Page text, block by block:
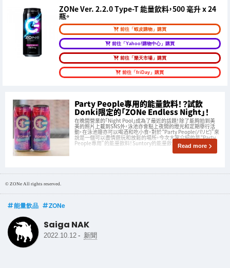
ZONe Ver. 2.2.0 Type-T 能量飲料，500 毫升 x 24
瓶。
前往「蝦皮購物」購買
前往「Yahoo!購物中心」購買
前往「樂天市場」購買
前往「friDay」購買
Party People專用的能量飲料！？試飲
Donki限定的「ZONe Endless Night」！
在晚間營業的「Night Pool」成為了最近的話題！除了能夠拍到美
美的照片上載到SNS外，泳池亦會點上夜間的燈光和定期舉行活
動，在泳池邊亦可以喝酒和吃小食，對於“Party People(パリピ)”來
說是一個可以盡情遊玩和放鬆的場所。今次大家介紹的是“Party
People專用”的能量飲料！Suntory的能量飲料 Read more
© ZONe All rights reserved.
能量飲品 ZONe
Saiga NAK
2022.10.12 - 新聞